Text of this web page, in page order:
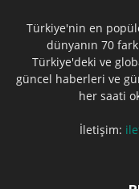
Türkiye'nin en
dünyanın 70
Türkiye'deki ve
güncel haberleri ve
her saati
İletişim: